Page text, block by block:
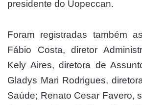
presidente do Uopeccan.
Foram registradas também
Fábio Costa, diretor
Kely Aires, diretora de
Gladys Mari Rodrigues,
Saúde; Renato Cesar Favero,